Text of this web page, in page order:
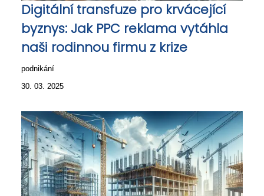
Digitální transfuze pro krvácející
byznys: Jak PPC reklama vytáhla
naši rodinnou firmu z krize
podnikání
30. 03. 2025